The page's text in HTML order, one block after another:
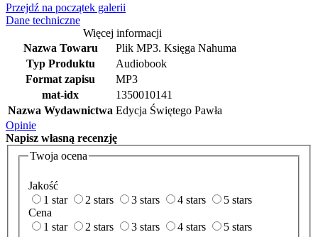
Przejdź na początek galerii
Dane techniczne
Więcej informacji
Nazwa Towaru
Plik MP3. Księga Nahuma
Typ Produktu
Audiobook
Format zapisu
MP3
mat-idx
1350010141
Nazwa Wydawnictwa Edycja Świętego Pawła
Opinie
Napisz własną recenzję
Twoja ocena
Jakość
1 star
2 stars 3 stars 4 stars
5 stars
Cena
1 star
2 stars 3 stars 4 stars
5 stars